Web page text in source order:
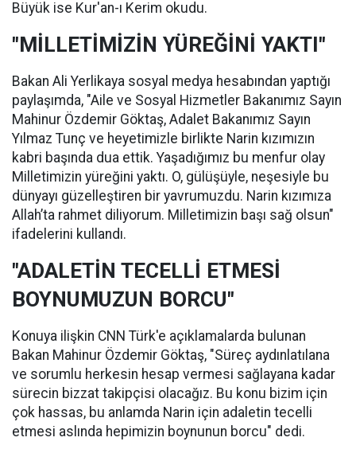
Büyük ise Kur'an-ı Kerim okudu.
"MİLLETİMİZİN YÜREĞİNİ YAKTI"
Bakan Ali Yerlikaya sosyal medya hesabından yaptığı
paylaşımda, "Aile ve Sosyal Hizmetler Bakanımız Sayın
Mahinur Özdemir Göktaş, Adalet Bakanımız Sayın
Yılmaz Tunç ve heyetimizle birlikte Narin kızımızın
kabri başında dua ettik. Yaşadığımız bu menfur olay
Milletimizin yüreğini yaktı. O, gülüşüyle, neşesiyle bu
dünyayı güzelleştiren bir yavrumuzdu. Narin kızımıza
Allah’ta rahmet diliyorum. Milletimizin başı sağ olsun"
ifadelerini kullandı.
"ADALETİN TECELLİ ETMESİ
BOYNUMUZUN BORCU"
Konuya ilişkin CNN Türk'e açıklamalarda bulunan
Bakan Mahinur Özdemir Göktaş, "Süreç aydınlatılana
ve sorumlu herkesin hesap vermesi sağlayana kadar
sürecin bizzat takipçisi olacağız. Bu konu bizim için
çok hassas, bu anlamda Narin için adaletin tecelli
etmesi aslında hepimizin boynunun borcu" dedi.